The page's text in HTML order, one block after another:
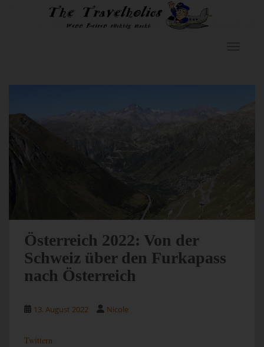
Skip to main content
Österreich 2022: Von der
Schweiz über den Furkapass
nach Österreich
13. August 2022 Nicole
Twittern